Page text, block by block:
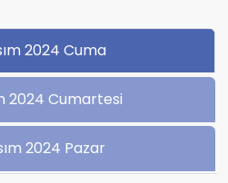
2024 Cuma
2024 Cumartesi
2024 Pazar